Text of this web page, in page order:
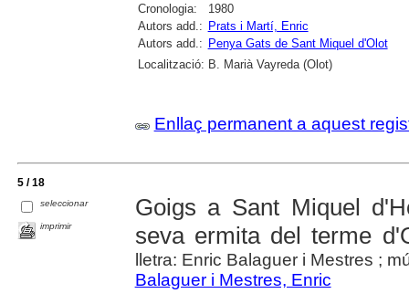
Cronologia:
1980
Autors add.: Prats i Martí, Enric
Autors add.: Penya Gats de Sant Miquel d'Olot
Localització: B. Marià Vayreda (Olot)
Enllaç permanent a aquest
5 / 18
seleccionar
imprimir
Goigs a Sant Miquel
seva ermita del terme
lletra: Enric Balaguer i Mestres ;
Balaguer i Mestres, Enric